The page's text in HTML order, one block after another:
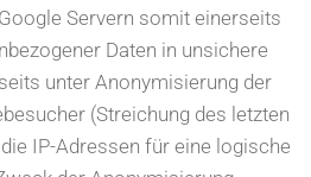
Servern somit einerseits
Daten in unsichere
unter Anonymisierung der
(Streichung des letzten
IP-Adressen für eine logische